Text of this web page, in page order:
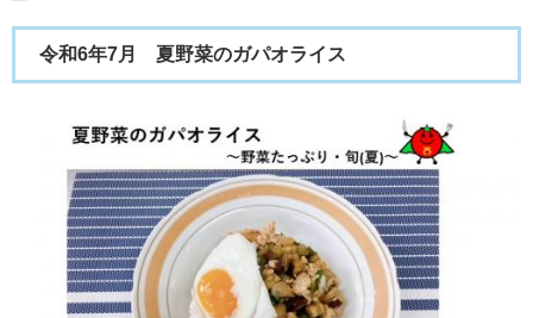
令和6年7月 夏野菜のガパオライス